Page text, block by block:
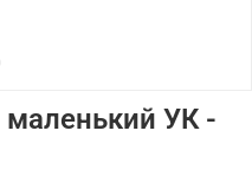
УК -